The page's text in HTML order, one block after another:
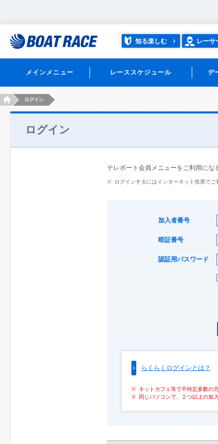
知る楽しむ レーサ
メインメニュー レーススケジュール デ
HOMEログイン
ログイン
テレボート会員メニューをご利用にな
ログインするにはインターネット投票で
加入者番号
暗証番号
認証用パスワード
らくらくログインとは？
ネットカフェ等で不特定多数の
同じパソコンで、２つ以上の加